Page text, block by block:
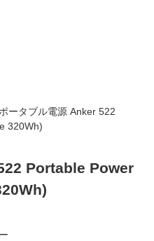
ポータブル電源 Anker 522
320Wh)
Portable Power